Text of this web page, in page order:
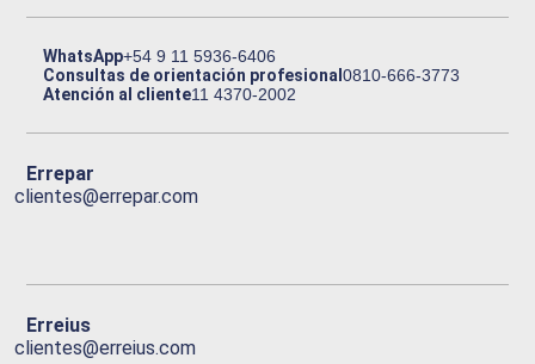
WhatsApp+54 9 11 5936-6406
Consultas de orientación profesional0810-666-3773
Atención al cliente11 4370-2002
Errepar
clientes@errepar.com
Erreius
clientes@erreius.com